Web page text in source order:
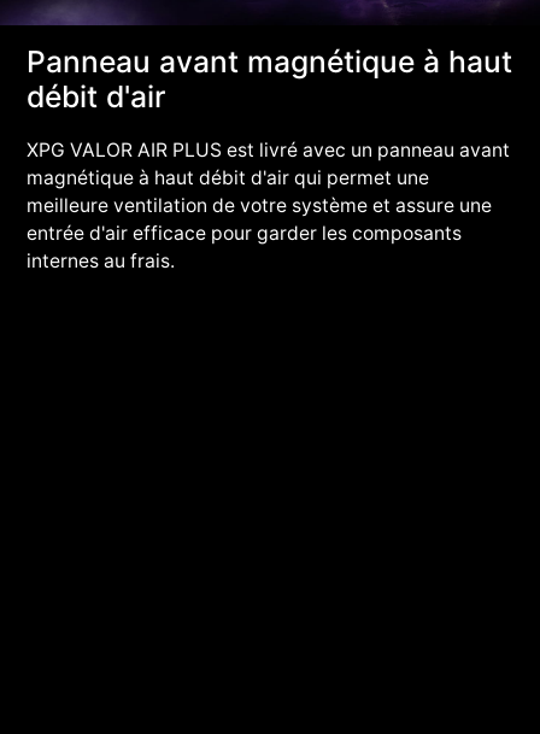
Panneau avant magnétique à haut
débit d'air
XPG VALOR AIR PLUS est livré avec un panneau avant
magnétique à haut débit d'air qui permet une
meilleure ventilation de votre système et assure une
entrée d'air efficace pour garder les composants
internes au frais.